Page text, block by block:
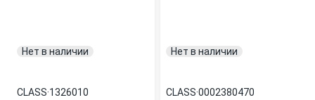
Нет в наличии
CLASS·1326010
Нет в наличии
CLASS·0002380470